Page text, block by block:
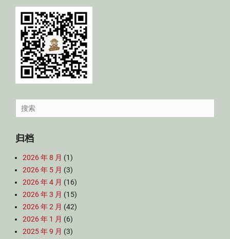
Search
for:
归档
2026 年 8 月 (1)
2026 年 5 月 (3)
2026 年 4 月 (16)
2026 年 3 月 (15)
2026 年 2 月 (42)
2026 年 1 月 (6)
2025 年 9 月 (3)